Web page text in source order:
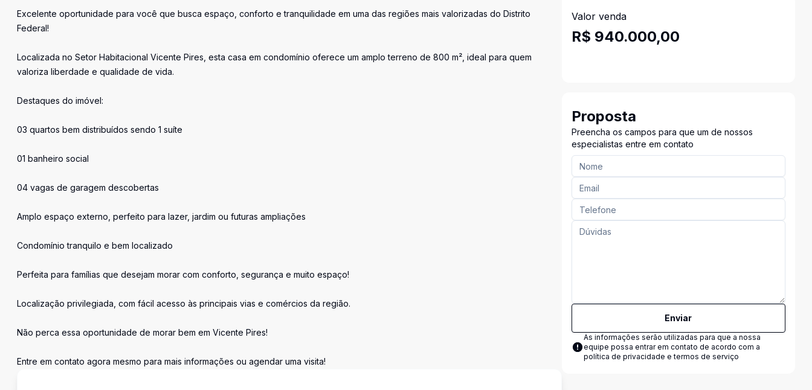
Excelente oportunidade para você que busca espaço, conforto e tranquilidade em uma das regiões mais valorizadas do Distrito
Federal!
Localizada no Setor Habitacional Vicente Pires, esta casa em condomínio oferece um amplo terreno de 800 m², ideal para quem
valoriza liberdade e qualidade de vida.
Destaques do imóvel:
03 quartos bem distribuídos sendo 1 suíte
01 banheiro social
04 vagas de garagem descobertas
Amplo espaço externo, perfeito para lazer, jardim ou futuras ampliações
Condomínio tranquilo e bem localizado
Perfeita para famílias que desejam morar com conforto, segurança e muito espaço!
Localização privilegiada, com fácil acesso às principais vias e comércios da região.
Não perca essa oportunidade de morar bem em Vicente Pires!
Entre em contato agora mesmo para mais informações ou agendar uma visita!
Valor venda
R$ 940.000,00
Proposta
Preencha os campos para que um de nossos
especialistas entre em contato
Enviar
As informações serão utilizadas para que a nossa
equipe possa entrar em contato de acordo com a
política de privacidade e termos de serviço